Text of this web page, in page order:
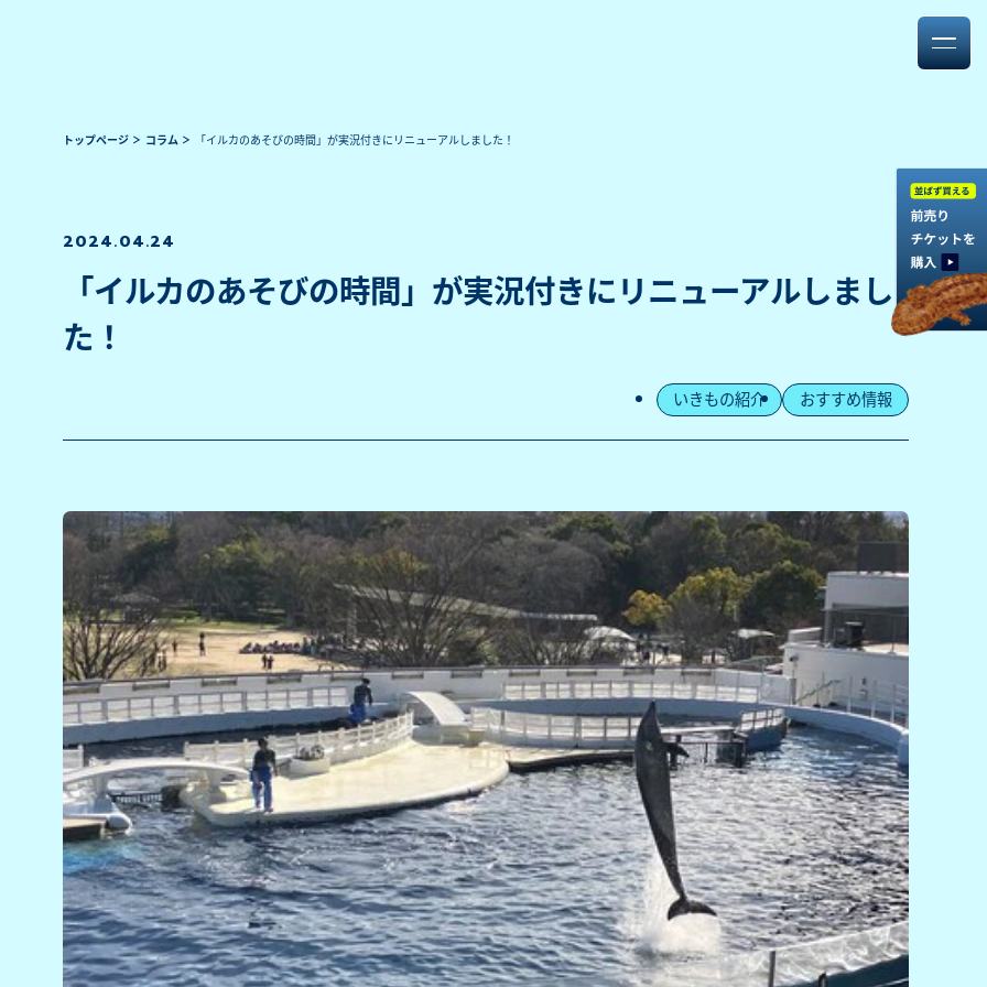
トップページ コラム 「イルカのあそびの時間」が実況付きにリニューアルしました！
2024.04.24
「イルカのあそびの時間」が実況付きにリニューアルしまし
た！
いきもの紹介 おすすめ情報